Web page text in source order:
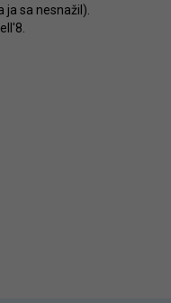
sa nesnažil).